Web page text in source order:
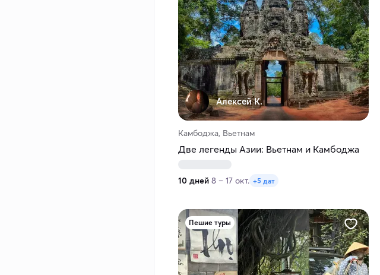
Алексей К.
Камбоджа, Вьетнам
Две легенды Азии: Вьетнам и Камбоджа
10 дней 8 – 17 окт. +5 дат
Пешие туры